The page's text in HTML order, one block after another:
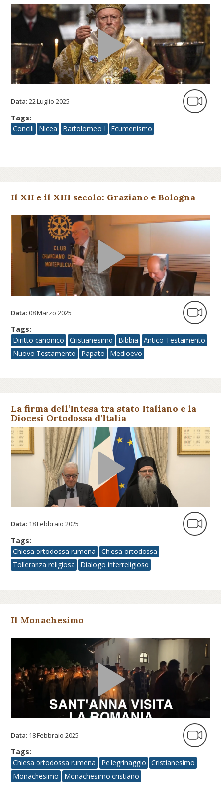
Data:22 Luglio 2025
Tags:
Concili
Nicea Bartolomeo I Ecumenismo
Il XII e il XIII secolo: Graziano e Bologna
Data:08 Marzo 2025
Tags:
Diritto canonico
Cristianesimo Bibbia
Antico Testamento
Nuovo Testamento
Papato Medioevo
La firma dell’Intesa tra stato Italiano e la
Diocesi Ortodossa d’Italia
Data: 18 Febbraio 2025
Tags:
Chiesa ortodossa rumena
Chiesa ortodossa
Tolleranza religiosa
Dialogo interreligioso
Il Monachesimo
Data: 18 Febbraio 2025
Tags:
Chiesa ortodossa rumena
Pellegrinaggio
Cristianesimo
Monachesimo
Monachesimo cristiano